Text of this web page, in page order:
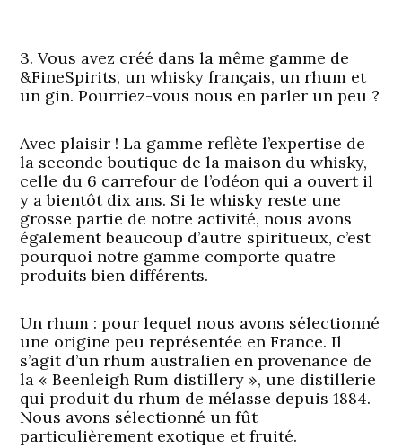
3. Vous avez créé dans la même gamme de
&FineSpirits, un whisky français, un rhum et
un gin. Pourriez-vous nous en parler un peu ?
Avec plaisir ! La gamme reflète l’expertise de
la seconde boutique de la maison du whisky,
celle du 6 carrefour de l’odéon qui a ouvert il
y a bientôt dix ans. Si le whisky reste une
grosse partie de notre activité, nous avons
également beaucoup d’autre spiritueux, c’est
pourquoi notre gamme comporte quatre
produits bien différents.
Un rhum :pour lequel nous avons sélectionné
une origine peu représentée en France. Il
s’agit d’un rhum australien en provenance de
la « Beenleigh Rum distillery », une distillerie
qui produit du rhum de mélasse depuis 1884.
Nous avons sélectionné un fût
particulièrement exotique et fruité.